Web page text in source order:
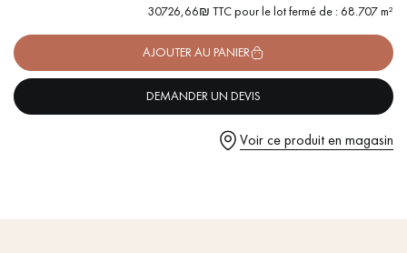
pas dans le choix et la pose de votre parquet.
Un expert Décoplus Parquets vous appelle
220 mm
- Maxi Couche d'usure 4 mm
- Compatible sol chauffant
- Pose flottante sur isolant / collée sur sol / clouée sur
lambourdes
30726,66₪ TTC pour le lot fermé de : 68.707 m²
AJOUTER AU PANIER
DEMANDER UN DEVIS
Voir ce produit en magasin